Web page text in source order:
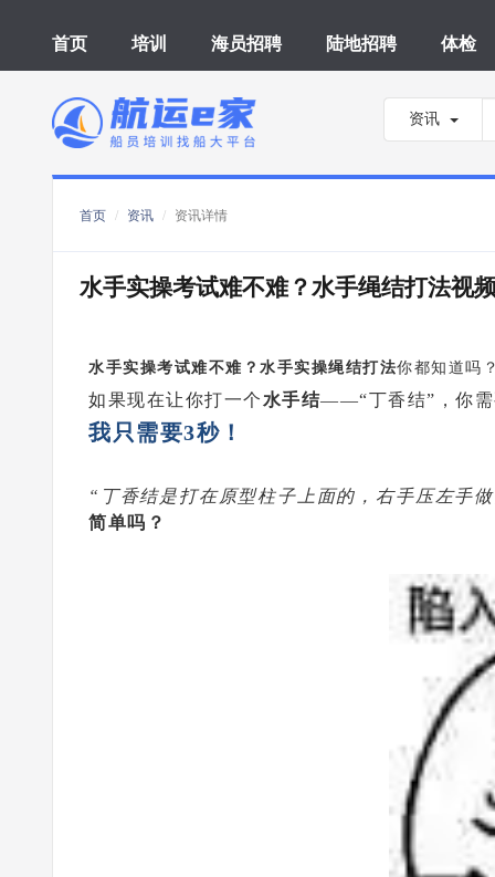
首页 培训 海员招聘 陆地招聘 体检
资讯
首页 资讯 资讯详情
水手实操考试难不难？水手绳结打法视
水手实操考试难不难？ 水手实操绳结打法你都知道吗
如果现在让你打一个 水手结——“丁香结”，你需
我只需要3秒！
“丁香结是打在原型柱子上面的，右手压左手
简单吗？